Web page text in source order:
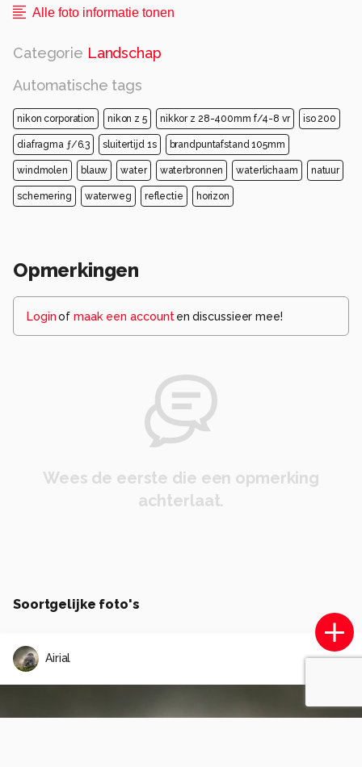
Alle foto informatie tonen
Categorie Landschap
Automatische tags
nikon corporation nikon z 5 nikkor z 28-400mm f/4-8 vr iso 200
diafragma ƒ/6.3 sluitertijd 1s brandpuntafstand 105mm
windmolen blauw water waterbronnen waterlichaam natuur
schemering waterweg reflectie horizon
Opmerkingen
Loginof maak een account en discussieer mee!
Wees de eerste die een opmerking
achterlaat.
Soortgelijke foto's
Airial